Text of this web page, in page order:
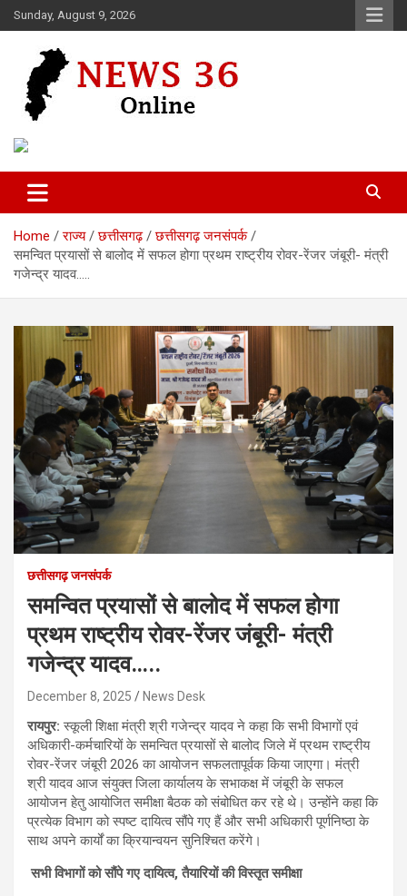
Skip
to
Sunday, August 9, 2026
News 36
Home राज्य छत्तीसगढ़
छत्तीसगढ़ जनसंपर्क
समन्वित प्रयासों से बालोद में सफल होगा प्रथम राष्ट्रीय रोवर-रेंजर जंबूरी- मंत्री
गजेन्द्र यादव…..
छत्तीसगढ़ जनसंपर्क
समन्वित प्रयासों से बालोद में सफल होगा
प्रथम राष्ट्रीय रोवर-रेंजर जंबूरी- मंत्री
गजेन्द्र यादव…..
December 8, 2025 News Desk
रायपुर:स्कूली शिक्षा मंत्री श्री गजेन्द्र यादव ने कहा कि सभी विभागों एवं
अधिकारी-कर्मचारियों के समन्वित प्रयासों से बालोद जिले में प्रथम राष्ट्रीय
रोवर-रेंजर जंबूरी 2026 का आयोजन सफलतापूर्वक किया जाएगा। मंत्री
श्री यादव आज संयुक्त जिला कार्यालय के सभाकक्ष में जंबूरी के सफल
आयोजन हेतु आयोजित समीक्षा बैठक को संबोधित कर रहे थे। उन्होंने कहा कि
प्रत्येक विभाग को स्पष्ट दायित्व सौंपे गए हैं और सभी अधिकारी पूर्णनिष्ठा के
साथ अपने कार्यों का क्रियान्वयन सुनिश्चित करेंगे।
सभी विभागों को सौंपे गए दायित्व, तैयारियों की विस्तृत समीक्षा